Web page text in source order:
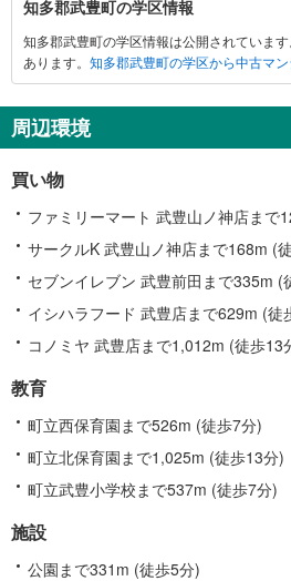
多
郡
武
町
に
す
る
情
報
知多郡武豊町の学区情報
知多郡武豊町の学区情報は公開されていま
あります。 知多郡武豊町の学区から中古マ
周辺環境
買い物
ファミリーマート 武豊山ノ神店まで
サークルK 武豊山ノ神店まで168m (
セブンイレブン 武豊前田まで335m (
イシハラフード 武豊店まで629m (徒
コノミヤ 武豊店まで1,012m (徒歩13
教育
町立西保育園まで526m (徒歩7分)
町立北保育園まで1,025m (徒歩13分)
町立武豊小学校まで537m (徒歩7分)
施設
公園まで331m (徒歩5分)